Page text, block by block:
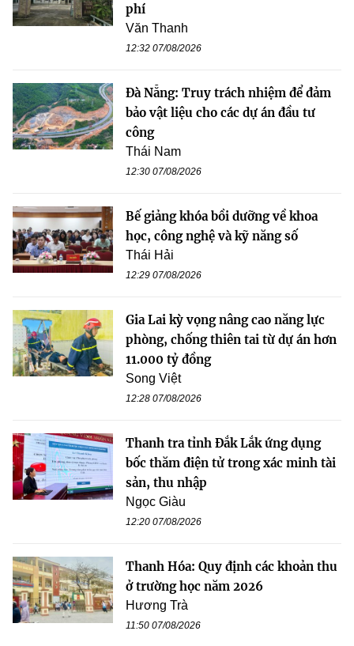
phí
Văn Thanh
12:32 07/08/2026
Đà Nẵng: Truy trách nhiệm để đảm
bảo vật liệu cho các dự án đầu tư
công
Thái Nam
12:30 07/08/2026
Bế giảng khóa bồi dưỡng về khoa
học, công nghệ và kỹ năng số
Thái Hải
12:29 07/08/2026
Gia Lai kỳ vọng nâng cao năng lực
phòng, chống thiên tai từ dự án hơn
11.000 tỷ đồng
Song Việt
12:28 07/08/2026
Thanh tra tỉnh Đắk Lắk ứng dụng
bốc thăm điện tử trong xác minh tài
sản, thu nhập
Ngọc Giàu
12:20 07/08/2026
Thanh Hóa: Quy định các khoản thu
ở trường học năm 2026
Hương Trà
11:50 07/08/2026